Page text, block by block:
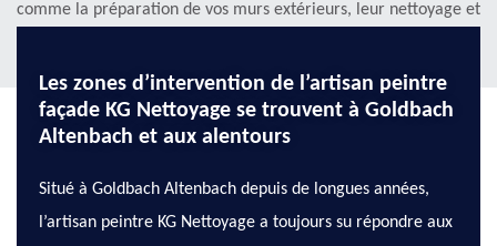
comme la préparation de vos murs extérieurs, leur nettoyage et
Les zones d’intervention de l’artisan peintre
façade KG Nettoyage se trouvent à Goldbach
Altenbach et aux alentours
Situé à Goldbach Altenbach depuis de longues années,
l’artisan peintre KG Nettoyage a toujours su répondre aux